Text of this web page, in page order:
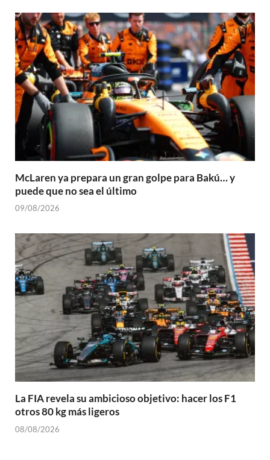
McLaren ya prepara un gran golpe para Bakú… y
puede que no sea el último
09/08/2026
La FIA revela su ambicioso objetivo: hacer los F1
otros 80 kg más ligeros
08/08/2026